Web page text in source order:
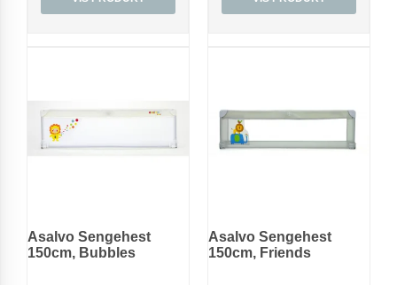
Asalvo Sengehest
150cm, Bubbles
Asalvo Sengehest
150cm, Friends